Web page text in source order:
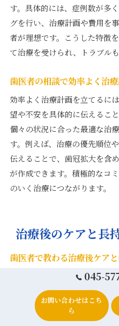
す。具体的には、症例数が多
グを行い、治療計画や費用を
者が理想です。こうした特徴
て治療を受けられ、トラブルも
歯医者の相談で効率よく治
効率よく治療計画を立てるに
望や不安を具体的に伝えるこ
個々の状況に合った最適な治
す。例えば、治療の優先順位
伝えることで、歯冠拡大を含
が作成できます。積極的なコ
のいく治療につながります。
治療後のケアと長
歯医者で教わる治療後ケア
歯冠拡大後の適切な治療後ケ
えで不可欠です。なぜなら、
を整える治療であり、治療後
再治療やトラブルの原因とな
045-
お問い合わせはこち
ら